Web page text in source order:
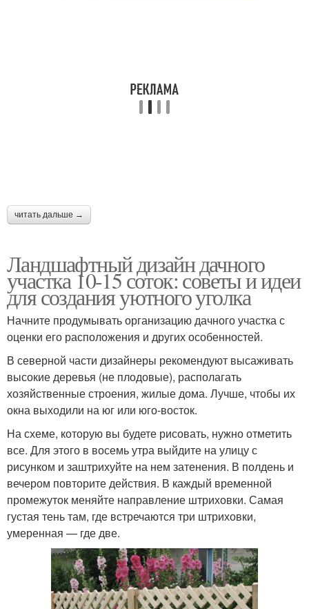
читать дальше →
Ландшафтный дизайн дачного
участка 10-15 соток: советы и идеи
для создания уютного уголка
Начните продумывать организацию дачного участка с
оценки его расположения и других особенностей.
В северной части дизайнеры рекомендуют высаживать
высокие деревья (не плодовые), располагать
хозяйственные строения, жилые дома. Лучше, чтобы их
окна выходили на юг или юго-восток.
На схеме, которую вы будете рисовать, нужно отметить
все. Для этого в восемь утра выйдите на улицу с
рисунком и заштрихуйте на нем затенения. В полдень и
вечером повторите действия. В каждый временной
промежуток меняйте направление штриховки. Самая
густая тень там, где встречаются три штриховки,
умеренная — где две.